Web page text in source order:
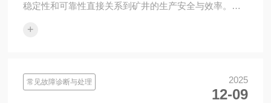
稳定性和可靠性直接关系到矿井的生产安全与效率。在
降”）是一种···
+
常见故障诊断与处理 2025
12-09